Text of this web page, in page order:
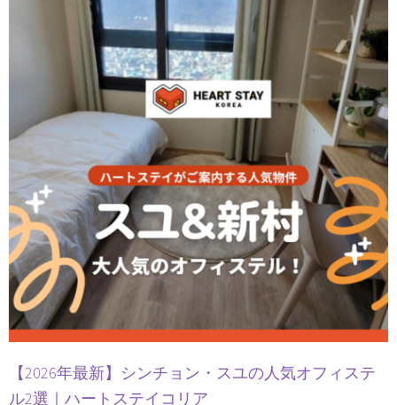
【2026年最新】シンチョン・スユの人気オフィステ
ル2選｜ハートステイコリア